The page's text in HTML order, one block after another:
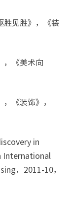
胜见胜》，《装
，《美术向
《装饰》，
in
International
，2011-10，